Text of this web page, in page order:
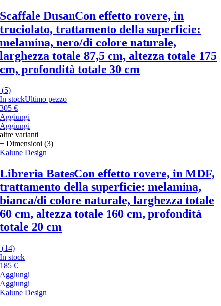
Scaffale DusanCon effetto rovere, in
truciolato, trattamento della superficie:
melamina, nero/di colore naturale,
larghezza totale 87,5 cm, altezza totale 175
cm, profondità totale 30 cm
(5)
In stockUltimo pezzo
305 €
Aggiungi
Aggiungi
altre varianti
+ Dimensioni (3)
Kalune Design
Libreria BatesCon effetto rovere, in MDF,
trattamento della superficie: melamina,
bianca/di colore naturale, larghezza totale
60 cm, altezza totale 160 cm, profondità
totale 20 cm
(14)
In stock
185 €
Aggiungi
Aggiungi
Kalune Design